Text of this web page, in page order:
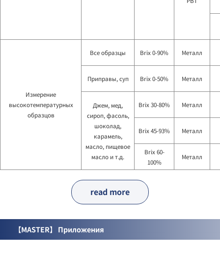
Измерение
высокотемпературных
образцов
Все образцы Brix 0-90% Металл
Приправы, суп Brix 0-50% Металл
Джем, мед,
сироп, фасоль,
шоколад,
карамель,
масло, пищевое
масло и т.д.
Brix 30-80% Металл
Brix 45-93% Металл
Brix 60-
100%
Металл
Специальные шкалы
【МАSTER】 Приложения